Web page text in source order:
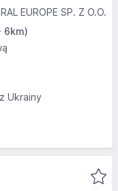
EUROPE SP. Z O.O.
6km)
Ukrainy